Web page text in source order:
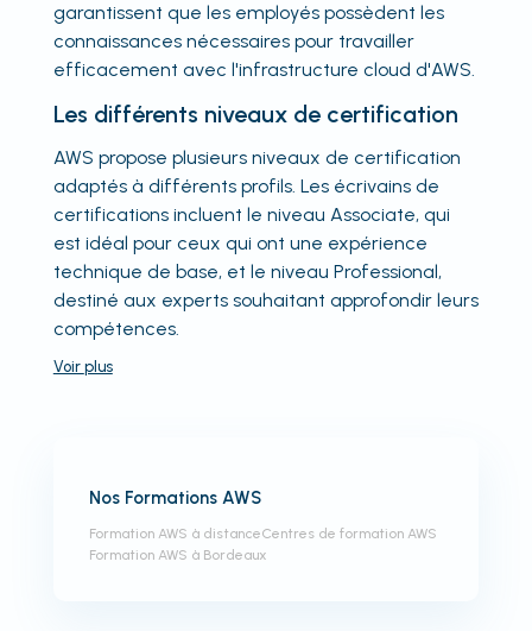
garantissent que les employés possèdent les
connaissances nécessaires pour travailler
efficacement avec l'infrastructure cloud d'AWS.
Les différents niveaux de certification
AWS propose plusieurs niveaux de certification
adaptés à différents profils. Les écrivains de
certifications incluent le niveau Associate, qui
est idéal pour ceux qui ont une expérience
technique de base, et le niveau Professional,
destiné aux experts souhaitant approfondir leurs
compétences.
Voir plus
Nos Formations AWS
Formation AWS à distanceCentres de formation AWS
Formation AWS à Bordeaux